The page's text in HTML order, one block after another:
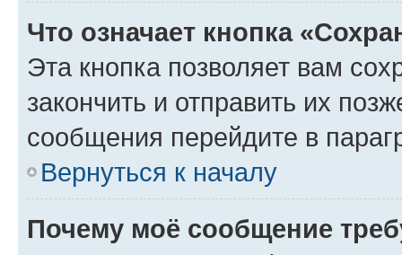
Что означает кнопка
Эта кнопка позволяет вам
закончить и отправить их
сообщения перейдите в
Вернуться к началу
Почему моё сообщение